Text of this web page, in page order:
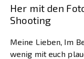
Her mit den
Shooting
Meine Lieben, Im
wenig mit euch